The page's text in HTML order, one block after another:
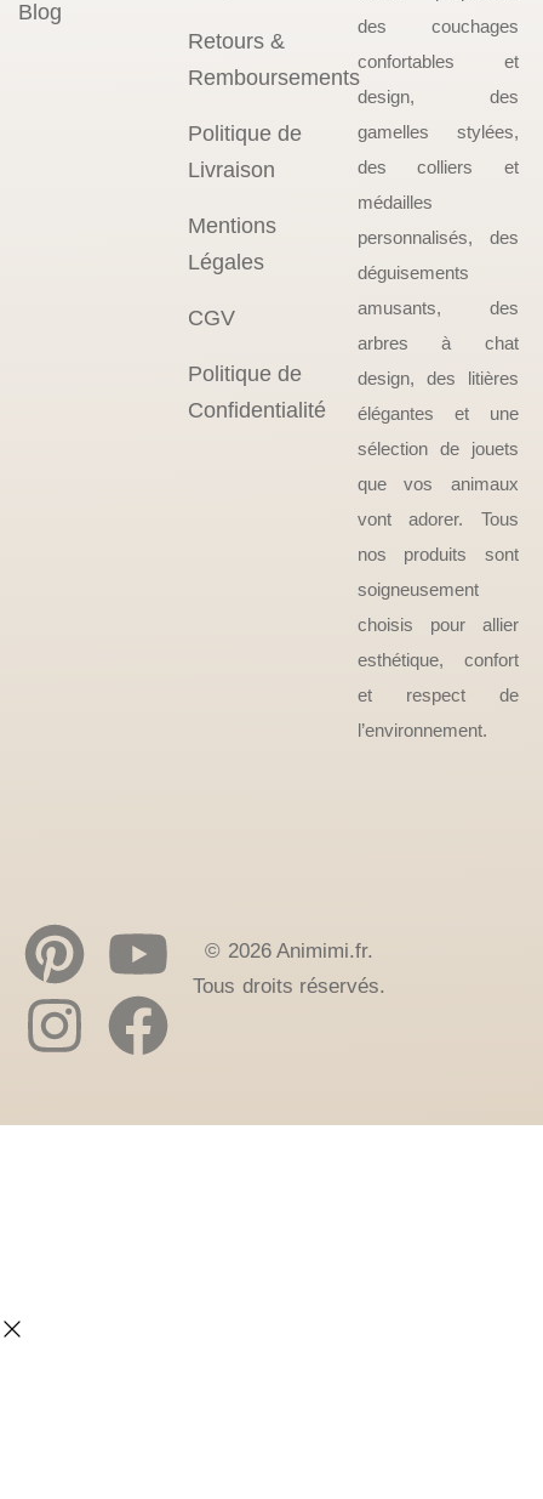
Blog
Retours &
Remboursements
Politique de
Livraison
Mentions
Légales
CGV
Politique de
Confidentialité
des couchages
confortables et
design, des
gamelles stylées,
des colliers et
médailles
personnalisés, des
déguisements
amusants, des
arbres à chat
design, des litières
élégantes et une
sélection de jouets
que vos animaux
vont adorer. Tous
nos produits sont
soigneusement
choisis pour allier
esthétique, confort
et respect de
l’environnement.
© 2026 Animimi.fr.
Tous droits réservés.